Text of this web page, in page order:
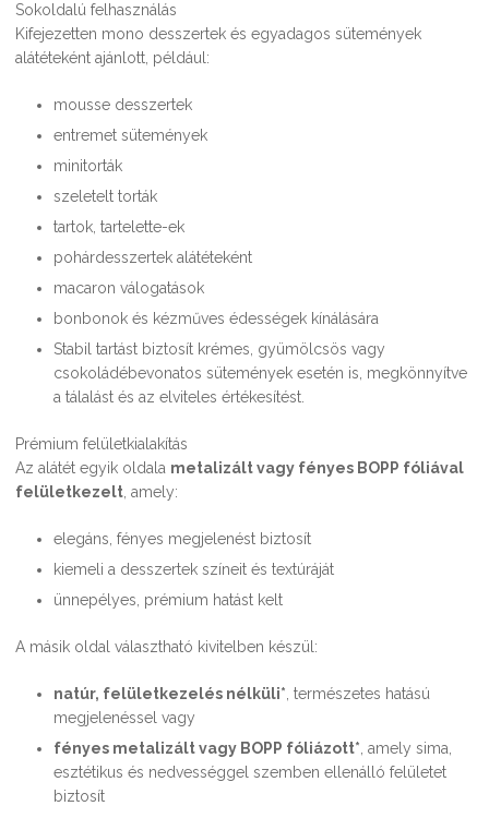
Sokoldalú felhasználás
Kifejezetten mono desszertek és egyadagos sütemények
alátéteként ajánlott, például:
mousse desszertek
entremet sütemények
minitorták
szeletelt torták
tartok, tartelette-ek
pohárdesszertek alátéteként
macaron válogatások
bonbonok és kézműves édességek kínálására
Stabil tartást biztosít krémes, gyümölcsös vagy
csokoládébevonatos sütemények esetén is, megkönnyítve
a tálalást és az elviteles értékesítést.
Prémium felületkialakítás
Az alátét egyik oldala metalizált vagy fényes BOPP fóliával
felületkezelt, amely:
elegáns, fényes megjelenést biztosít
kiemeli a desszertek színeit és textúráját
ünnepélyes, prémium hatást kelt
A másik oldal választható kivitelben készül:
natúr, felületkezelés nélküli*, természetes hatású
megjelenéssel vagy
fényes metalizált vagy BOPP fóliázott*, amely sima,
esztétikus és nedvességgel szemben ellenálló felületet
biztosít